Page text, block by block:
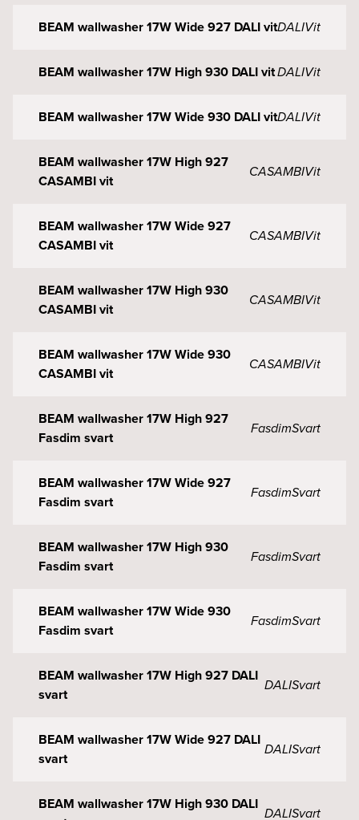
BEAM wallwasher 17W Wide 927 DALI vitDALIVit
BEAM wallwasher 17W High 930 DALI vitDALIVit
BEAM wallwasher 17W Wide 930 DALI vitDALIVit
BEAM wallwasher 17W High 927
CASAMBI vit
CASAMBIVit
BEAM wallwasher 17W Wide 927
CASAMBI vit
CASAMBIVit
BEAM wallwasher 17W High 930
CASAMBI vit
CASAMBIVit
BEAM wallwasher 17W Wide 930
CASAMBI vit
CASAMBIVit
BEAM wallwasher 17W High 927
Fasdim svart
FasdimSvart
BEAM wallwasher 17W Wide 927
Fasdim svart
FasdimSvart
BEAM wallwasher 17W High 930
Fasdim svart
FasdimSvart
BEAM wallwasher 17W Wide 930
Fasdim svart
FasdimSvart
BEAM wallwasher 17W High 927 DALI
svart
DALISvart
BEAM wallwasher 17W Wide 927 DALI
svart
DALISvart
BEAM wallwasher 17W High 930 DALI
DALISvart